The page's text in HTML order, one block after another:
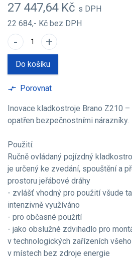
27 447,64 Kč s DPH
22 684,- Kč bez DPH
- +
Do košíku
compare_arrows Porovnat
Inovace kladkostroje Brano Z210
opatřen bezpečnostními nárazníky.
Použití:
Ručně ovládaný pojízdný
je určený ke zvedání, spouštění a
prostoru jeřábové dráhy
- zvlášť vhodný pro použití všude
intenzivně využíváno
- pro občasné použití
- jako obslužné zdvihadlo pro
v technologických zařízeních všeho
v místech bez zdroje energie